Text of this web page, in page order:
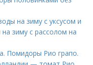
на зиму с уксусом и
на зиму с рассолом на
Помидоры Рио грапо.